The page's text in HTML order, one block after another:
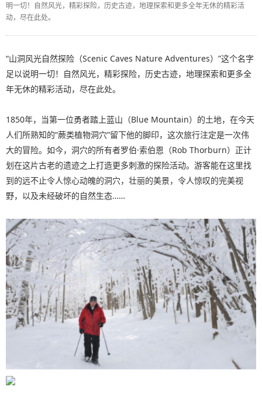
明一切！自然风光，精彩探险，历史古迹，地理探索和更多全年无休的精彩活
动，尽在此处。
“山洞风光自然探险（Scenic Caves Nature Adventures）”这个名字
足以说明一切！自然风光，精彩探险，历史古迹，地理探索和更多全
年无休的精彩活动，尽在此处。
1850年，当第一位勇者踏上蓝山（Blue Mountain）的土地，在今天
人们所熟知的“蕨类植物洞穴”留下他的脚印，这次旅行注定是一次伟
大的冒险。如今，洞穴的所有者罗伯·索伯恩（Rob Thorburn）正计
划在这片古老的遗迹之上打造更多刺激的探险活动。游客能在这里找
到的远不止令人惊心动魄的洞穴，壮丽的美景，令人惊叹的完美视
野，以及未经破坏的自然生态……